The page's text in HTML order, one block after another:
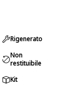
Rigenerato
Non
restituibile
Kit